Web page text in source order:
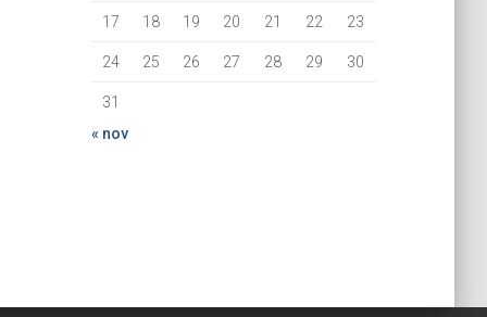
17 18 19 20 21 22 23
24 25 26 27 28 29 30
31
« nov